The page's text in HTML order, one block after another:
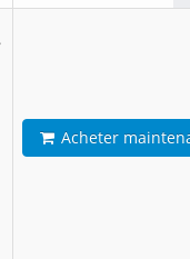
Acheter